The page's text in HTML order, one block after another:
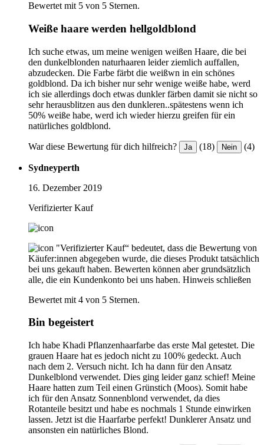
Bewertet mit 5 von 5 Sternen.
Weiße haare werden hellgoldblond
Ich suche etwas, um meine wenigen weißen Haare, die bei
den dunkelblonden naturhaaren leider ziemlich auffallen,
abzudecken. Die Farbe färbt die weißwn in ein schönes
goldblond. Da ich bisher nur sehr wenige weiße habe, werd
ich sie allerdings doch etwas dunkler färben damit sie nicht so
sehr herausblitzen aus den dunkleren..spätestens wenn ich
50% weiße habe, werd ich wieder hierzu greifen für ein
natürliches goldblond.
War diese Bewertung für dich hilfreich? Ja (18) Nein (4)
Sydneyperth
16. Dezember 2019
Verifizierter Kauf
"Verifizierter Kauf“ bedeutet, dass die Bewertung von
Käufer:innen abgegeben wurde, die dieses Produkt tatsächlich
bei uns gekauft haben. Bewerten können aber grundsätzlich
alle, die ein Kundenkonto bei uns haben. Hinweis schließen
Bewertet mit 4 von 5 Sternen.
Bin begeistert
Ich habe Khadi Pflanzenhaarfarbe das erste Mal getestet. Die
grauen Haare hat es jedoch nicht zu 100% gedeckt. Auch
nach dem 2. Versuch nicht. Ich ha dann für den Ansatz
Dunkelblond verwendet. Dies ging leider ganz schief! Meine
Haare hatten zum Teil einen Grünstich (Moos). Somit habe
ich für den Ansatz Sonnenblond verwendet, da dies
Rotanteile besitzt und habe es nochmals 1 Stunde einwirken
lassen. Jetzt ist die Haarfarbe perfekt! Dunklerer Ansatz und
ansonsten ein natürliches Blond.